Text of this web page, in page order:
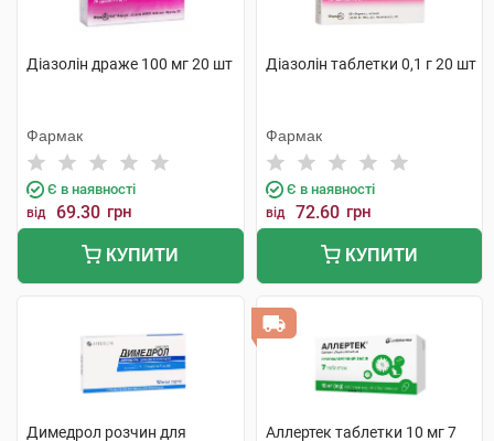
Діазолін драже 100 мг 20 шт
Фармак
Є в наявності
від 69.30 грн
КУПИТИ
Діазолін таблетки 0,1 г 20 шт
Фармак
Є в наявності
від 72.60 грн
КУПИТИ
Димедрол розчин для Аллертек таблетки 10 мг 7